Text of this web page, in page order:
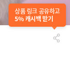
상품 링크 공유하고
5% 캐시백 받기